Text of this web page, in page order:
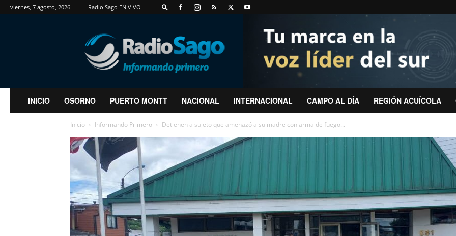
viernes, 7 agosto, 2026 Radio Sago EN VIVO
RadioSago
INICIO OSORNO PUERTO MONTT NACIONAL INTERNACIONAL CAMPO AL DÍA REGIÓN ACUÍCOLA
Inicio Informando Primero Detienen a sujeto que amenazó a su madre con arma de fuego...